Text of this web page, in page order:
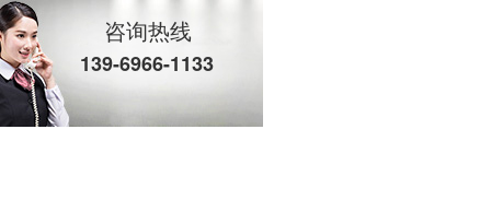
咨询热线
139-6966-1133